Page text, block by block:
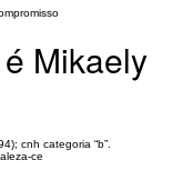
Mikaely
cnh categoria “b”.
ce